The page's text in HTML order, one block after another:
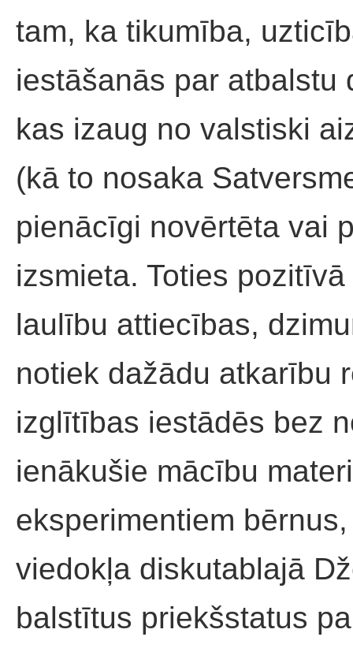
tam, ka tikumība,
iestāšanās par atbalstu
kas izaug no valstiski
(kā to nosaka
pienācīgi novērtēta vai
izsmieta. Toties
laulību attiecības,
notiek dažādu atkarību
izglītības iestādēs bez
ienākušie mācību
eksperimentiem
viedokļa diskutablajā
balstītus priekšstatus